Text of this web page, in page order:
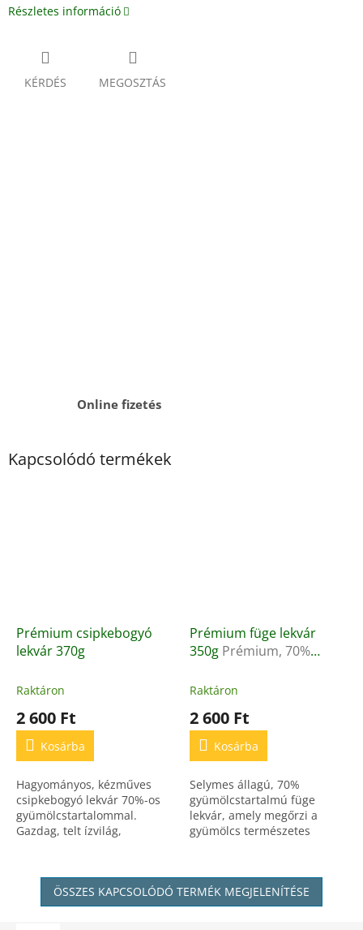
Részletes információ
KÉRDÉS MEGOSZTÁS
Online fizetés
Kapcsolódó termékek
Prémium csipkebogyó
lekvár 370g
Raktáron
2 600 Ft
Kosárba
Hagyományos, kézműves
csipkebogyó lekvár 70%-os
gyümölcstartalommal.
Gazdag, telt ízvilág,
nélkül.
Prémium füge lekvár
350g Prémium, 70%
kézműves
Raktáron
2 600 Ft
Kosárba
Selymes állagú, 70%
gyümölcstartalmú füge
lekvár, amely megőrzi a
gyümölcs természetes
ÖSSZES KAPCSOLÓDÓ TERMÉK MEGJELENÍTÉSE